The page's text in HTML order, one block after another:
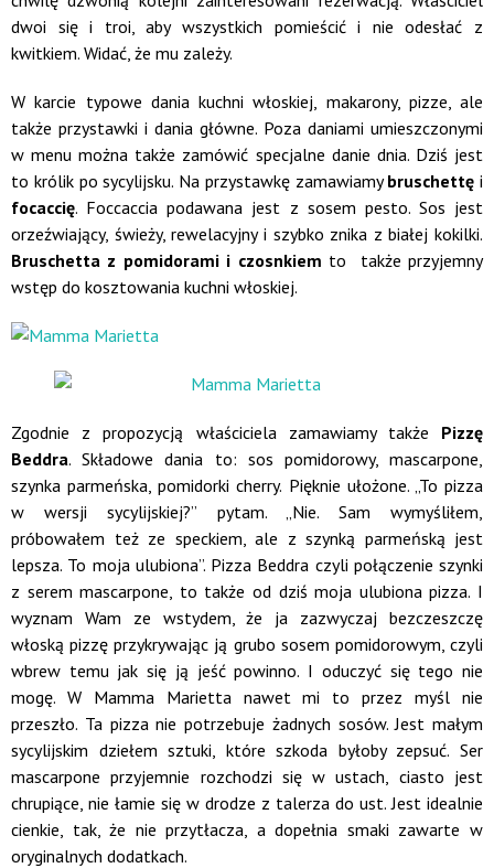
dwoi się i troi, aby wszystkich pomieścić i nie odesłać z
kwitkiem. Widać, że mu zależy.
W karcie typowe dania kuchni włoskiej, makarony, pizze, ale
także przystawki i dania główne. Poza daniami umieszczonymi
w menu można także zamówić specjalne danie dnia. Dziś jest
to królik po sycylijsku. Na przystawkę zamawiamybruschettę i
focaccię. Foccaccia podawana jest z sosem pesto. Sos jest
orzeźwiający, świeży, rewelacyjny i szybko znika z białej kokilki.
Bruschetta z pomidorami i czosnkiem to także przyjemny
wstęp do kosztowania kuchni włoskiej.
Zgodnie z propozycją właściciela zamawiamy także Pizzę
Beddra. Składowe dania to: sos pomidorowy, mascarpone,
szynka parmeńska, pomidorki cherry. Pięknie ułożone. „To pizza
w wersji sycylijskiej?” pytam. „Nie. Sam wymyśliłem,
próbowałem też ze speckiem, ale z szynką parmeńską jest
lepsza. To moja ulubiona”. Pizza Beddra czyli połączenie szynki
z serem mascarpone, to także od dziś moja ulubiona pizza. I
wyznam Wam ze wstydem, że ja zazwyczaj bezczeszczę
włoską pizzę przykrywając ją grubo sosem pomidorowym, czyli
wbrew temu jak się ją jeść powinno. I oduczyć się tego nie
mogę. W Mamma Marietta nawet mi to przez myśl nie
przeszło. Ta pizza nie potrzebuje żadnych sosów. Jest małym
sycylijskim dziełem sztuki, które szkoda byłoby zepsuć. Ser
mascarpone przyjemnie rozchodzi się w ustach, ciasto jest
chrupiące, nie łamie się w drodze z talerza do ust. Jest idealnie
cienkie, tak, że nie przytłacza, a dopełnia smaki zawarte w
oryginalnych dodatkach.